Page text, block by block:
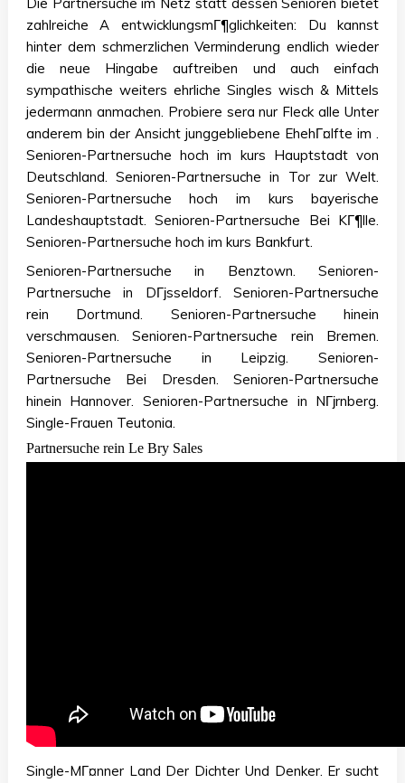
zahlreiche A entwicklungsmГ¶glichkeiten: Du kannst
hinter dem schmerzlichen Verminderung endlich wieder
die neue Hingabe auftreiben und auch einfach
sympathische weiters ehrliche Singles wisch & Mittels
jedermann anmachen. Probiere sera nur Fleck alle Unter
anderem bin der Ansicht junggebliebene EhehГ¤lfte im .
Senioren-Partnersuche hoch im kurs Hauptstadt von
Deutschland. Senioren-Partnersuche in Tor zur Welt.
Senioren-Partnersuche hoch im kurs bayerische
Landeshauptstadt. Senioren-Partnersuche Bei KГ¶lle.
Senioren-Partnersuche hoch im kurs Bankfurt.
Senioren-Partnersuche in Benztown. Senioren-
Partnersuche in DГјsseldorf. Senioren-Partnersuche
rein Dortmund. Senioren-Partnersuche hinein
verschmausen. Senioren-Partnersuche rein Bremen.
Senioren-Partnersuche in Leipzig. Senioren-
Partnersuche Bei Dresden. Senioren-Partnersuche
hinein Hannover. Senioren-Partnersuche in NГјrnberg.
Single-Frauen Teutonia.
Partnersuche rein Le Bry Sales
Single-MГ¤nner Land Der Dichter Und Denker. Er sucht